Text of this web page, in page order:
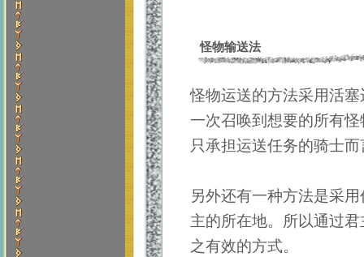
怪物输送法
怪物运送的方法采用活
一次召唤到想要的所有
只承担运送任务的骑士
另外还有一种方法是采
主的所在地。所以通过
之有效的方式。